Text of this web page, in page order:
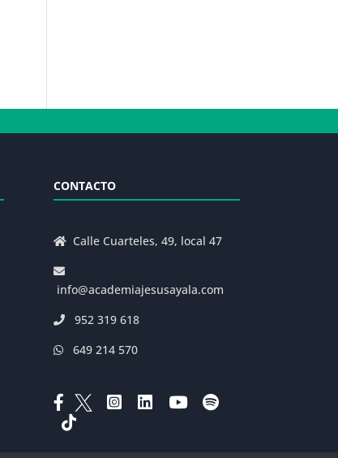
CONTACTO
Calle Cuarteles, 49, local 47
info@academiajesusayala.com
952 319 618
649 214 570